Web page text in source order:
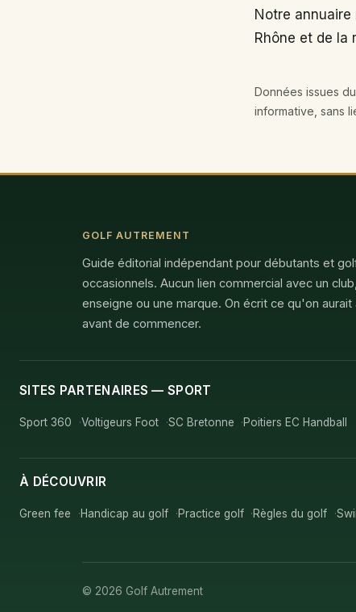
Notre
Rhône et de la
Données issues
informative, sans
GOLF AUTREMENT
Guide éditorial indépendant pour débutants et
occasionnels. Aucun lien commercial avec un
enseigne ou une marque. On écrit ce qu'on aurait
avant de commencer.
SITES PARTENAIRES — SPORT
Sport 360 Voltigeurs Foot SC Bretonne Poitiers EC Handball
À DÉCOUVRIR
Green fee Handicap au golf Practice golf Règles du golf
© 2026 Golf Autrement